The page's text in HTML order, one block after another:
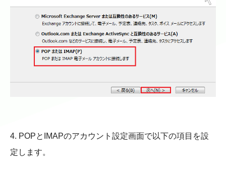
4. POPとIMAPのアカウント設定画面で以下の項目を設
定します。